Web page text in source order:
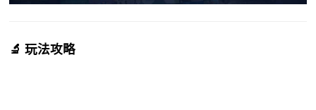
🔬 玩法攻略